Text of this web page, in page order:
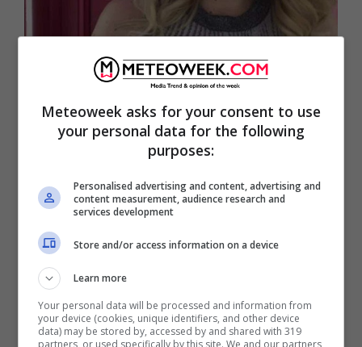
Paola Caruso chi è | carriera |
vita privata della showgirl
Meteoweek asks for your consent to use
your personal data for the following
purposes:
Personalised advertising and content, advertising and
content measurement, audience research and
services development
Store and/or access information on a device
Learn more
Your personal data will be processed and information from
your device (cookies, unique identifiers, and other device
data) may be stored by, accessed by and shared with 319
partners, or used specifically by this site. We and our partners